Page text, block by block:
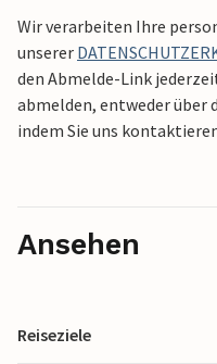
Wir verarbeiten Ihre
unserer
den Abmelde-Link
abmelden, entweder über
indem Sie uns
Ansehen
Reiseziele